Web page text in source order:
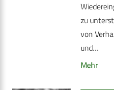
zu
von
und…
Mehr